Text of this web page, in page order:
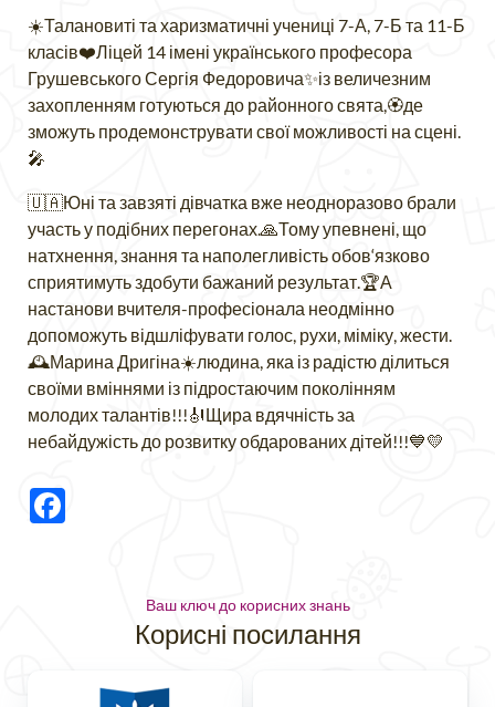
☀️Талановиті та харизматичні учениці 7-А, 7-Б та 11-Б
класів❤️Ліцей 14 імені українського професора
Грушевського Сергія Федоровича✨із величезним
захопленням готуються до районного свята,🏵де
зможуть продемонструвати свої можливості на сцені.
🎤
🇺🇦Юні та завзяті дівчатка вже неодноразово брали
участь у подібних перегонах.🙏Тому упевнені, що
натхнення, знання та наполегливість обов‘язково
сприятимуть здобути бажаний результат.🏆А
настанови вчителя-професіонала неодмінно
допоможуть відшліфувати голос, рухи, міміку, жести.
🕰Марина Дригіна☀️людина, яка із радістю ділиться
своїми вміннями із підростаючим поколінням
молодих талантів!!!🎻Щира вдячність за
небайдужість до розвитку обдарованих дітей!!!💙💛
Ваш ключ до корисних знань
Корисні посилання